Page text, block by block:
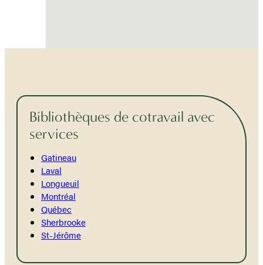
Bibliothèques de cotravail avec
services
Gatineau
Laval
Longueuil
Montréal
Québec
Sherbrooke
St-Jérôme